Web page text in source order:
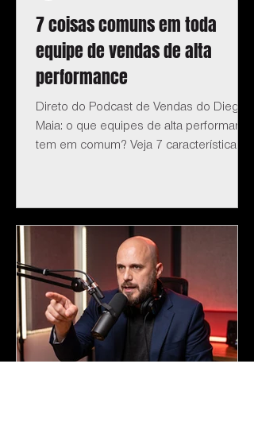
7 coisas comuns em toda
equipe de vendas de alta
performance
Direto do Podcast de Vendas do Diego
Maia: o que equipes de alta performance
tem em comum? Veja 7 características.